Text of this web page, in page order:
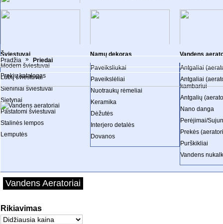
VONIOS KOLEKCIJOS
Komodos
Pakabinamos lentynėlės
Gultai
Horeca
VIRTUVĖS KOLEKCIJOS SVETAINĖS
SKUBU
Šviestuvai
Modern šviestuvai
Lubų šviestuvai
Sieniniai šviestuvai
Sietynai
Pastatomi šviestuvai
Stalinės lempos
Lemputės
Namų dekoras
Paveiksliukai
Paveikslėliai
Nuotraukų rėmeliai
Keramika
Dėžutės
Interjero detalės
Dovanos
Vandens
Antgaliai
Antgaliai
kambariui
Antgalių
Nano danga
Perėjimai/
Prekės
Purškikliai
Vandens
Pradžia » Priedai
Prekių katalogas
Vandens Aeratoriai
Rikiavimas